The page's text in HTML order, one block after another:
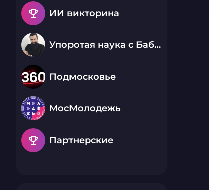
emoji_events ИИ викторина
Упоротая наука с Бабаем Лютым
Подмосковье
МосМолодежь
emoji_events Партнерские